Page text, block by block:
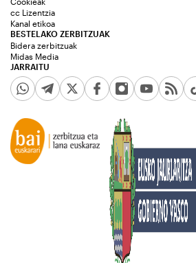
JARRAITU
cc Lizentzia
Kanal etikoa
BESTELAKO ZERBITZUAK
Bidera zerbitzuak
Midas Media